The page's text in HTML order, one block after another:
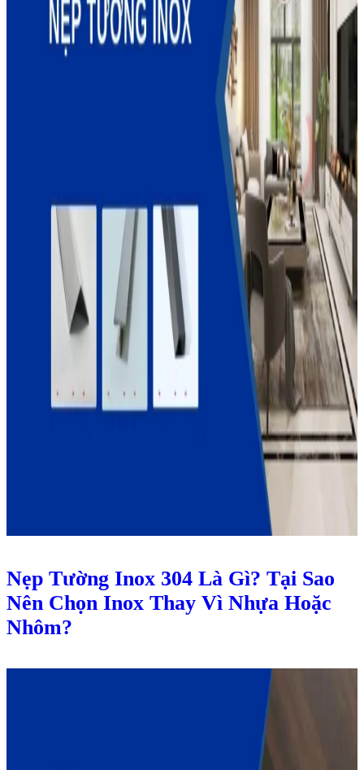
Nẹp Tường Inox 304 Là Gì? Tại Sao
Nên Chọn Inox Thay Vì Nhựa Hoặc
Nhôm?